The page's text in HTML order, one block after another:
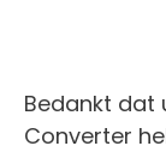
Bedankt dat
Converter